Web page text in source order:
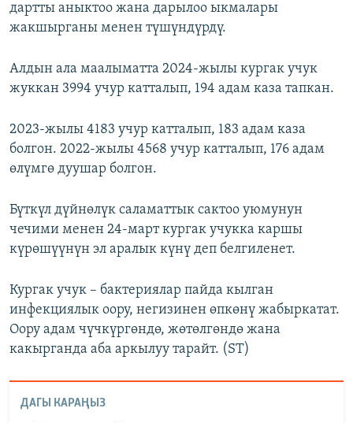
дартты аныктоо жана дарылоо ыкмалары
жакшырганы менен түшүндүрдү.
Алдын ала маалыматта 2024-жылы кургак учук
жуккан 3994 учур катталып, 194 адам каза тапкан.
2023-жылы 4183 учур катталып, 183 адам каза
болгон. 2022-жылы 4568 учур катталып, 176 адам
өлүмгө дуушар болгон.
Бүткүл дүйнөлүк саламаттык сактоо уюмунун
чечими менен 24-март кургак учукка каршы
күрөшүүнүн эл аралык күнү деп белгиленет.
Кургак учук – бактериялар пайда кылган
инфекциялык оору, негизинен өпкөнү жабыркатат.
Оору адам чүчкүргөндө, жөтөлгөндө жана
какырганда аба аркылуу тарайт. (ST)
ДАГЫ КАРАҢЫЗ